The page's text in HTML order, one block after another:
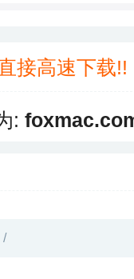
直接高速下
:
/